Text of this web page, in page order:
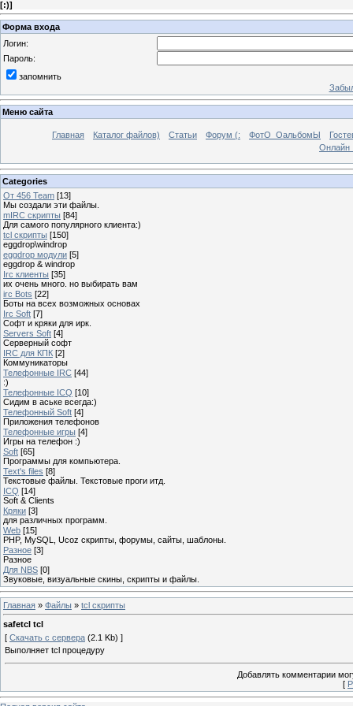
[:)]
Форма входа
Логин:
Пароль:
запомнить
Меню сайта
Главная Каталог файлов) Статьи Форум (: ФотО_ОальбомЫ
Онлайн
Categories
От 456 Team [13]
Мы создали эти файлы.
mIRC скрипты [84]
Для самого популярного клиента:)
tcl скрипты [150]
eggdrop\windrop
eggdrop модули [5]
eggdrop & windrop
Irc клиенты [35]
их очень много. но выбирать вам
irc Bots [22]
Боты на всех возможных основах
Irc Soft [7]
Софт и кряки для ирк.
Servers Soft [4]
Серверный софт
IRC для КПК [2]
Коммуникаторы
Телефонные IRC [44]
:)
Телефонные ICQ [10]
Сидим в аське всегда:)
Телефонный Soft [4]
Приложения телефонов
Телефонные игры [4]
Игры на телефон :)
Soft [65]
Программы для компьютера.
Text's files [8]
Текстовые файлы. Текстовые проги итд.
ICQ [14]
Soft & Clients
Кряки [3]
для различных программ.
Web [15]
PHP, MySQL, Ucoz скрипты, форумы, сайты, шаблоны.
Разное [3]
Разное
Для NBS [0]
Звуковые, визуальные скины, скрипты и файлы.
Главная » Файлы » tcl скрипты
safetcl tcl
[ Скачать с сервера (2.1 Kb) ]
Выполняет tcl процедуру
Добавлять комментарии
[